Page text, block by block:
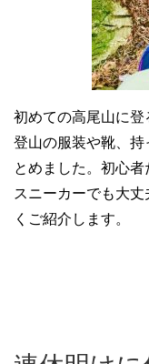
初めての高尾山に
登山の服装や靴、持
とめました。初心
スニーカーでも大
くご紹介します。